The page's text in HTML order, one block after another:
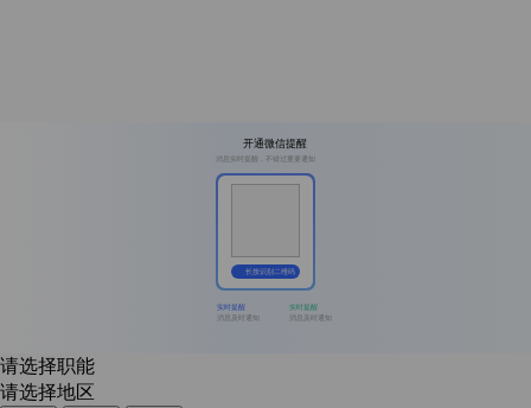
开通微信提醒
消息实时提醒，不错过重要通知
长按识别二维码
实时提醒
消息及时通知
实时提醒
消息及时通知
请选择职能
请选择地区